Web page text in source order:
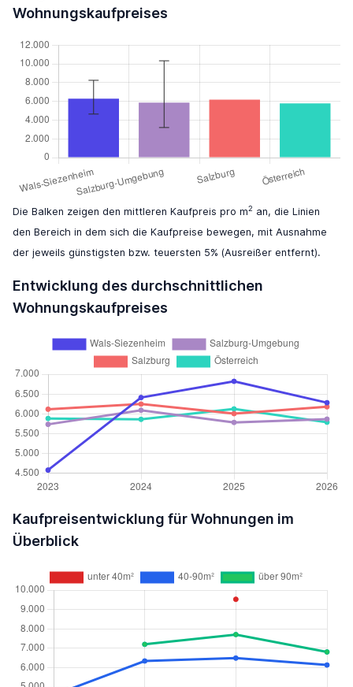
Wohnungskaufpreises
Die Balken zeigen den mittleren Kaufpreis pro m2 an, die Linien
den Bereich in dem sich die Kaufpreise bewegen, mit Ausnahme
der jeweils günstigsten bzw. teuersten 5% (Ausreißer entfernt).
Entwicklung des durchschnittlichen
Wohnungskaufpreises
Kaufpreisentwicklung für Wohnungen im
Überblick